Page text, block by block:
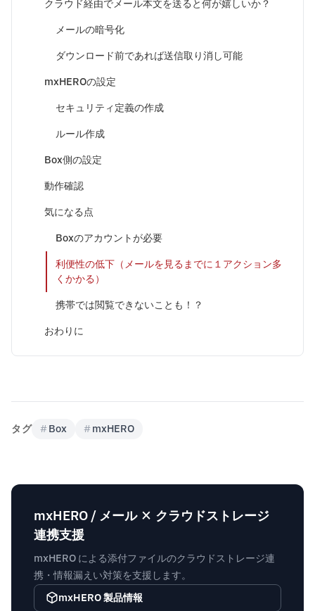
クラウド経由でメール本文を送ると何が嬉しいか？
メールの暗号化
ダウンロード前であれば送信取り消し可能
mxHEROの設定
セキュリティ定義の作成
ルール作成
Box側の設定
動作確認
気になる点
Boxのアカウントが必要
利便性の低下（メールを見るまでに１アクション多
くかかる）
携帯では閲覧できないことも！？
おわりに
タグ #Box #mxHERO
mxHERO / メール × クラウドストレージ
連携支援
mxHERO による添付ファイルのクラウドストレージ連
携・情報漏えい対策を支援します。
mxHERO 製品情報